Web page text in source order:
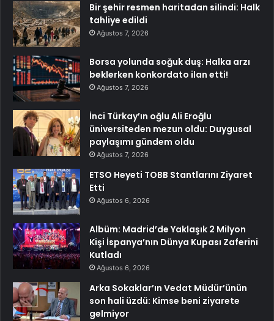
Bir şehir resmen haritadan silindi: Halk
tahliye edildi
Ağustos 7, 2026
Borsa yolunda soğuk duş: Halka arzı
beklerken konkordato ilan etti!
Ağustos 7, 2026
İnci Türkay’ın oğlu Ali Eroğlu
üniversiteden mezun oldu: Duygusal
paylaşımı gündem oldu
Ağustos 7, 2026
ETSO Heyeti TOBB Stantlarını Ziyaret
Etti
Ağustos 6, 2026
Albüm: Madrid’de Yaklaşık 2 Milyon
Kişi İspanya’nın Dünya Kupası Zaferini
Kutladı
Ağustos 6, 2026
Arka Sokaklar’ın Vedat Müdür’ünün
son hali üzdü: Kimse beni ziyarete
gelmiyor